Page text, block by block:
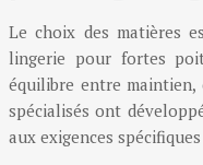
Le choix des matières
lingerie pour fortes
équilibre entre
spécialisés ont
aux exigences